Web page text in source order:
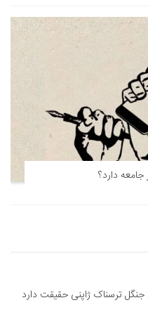
دارد؟
ترسناک ژاپنی حقیقت دارد